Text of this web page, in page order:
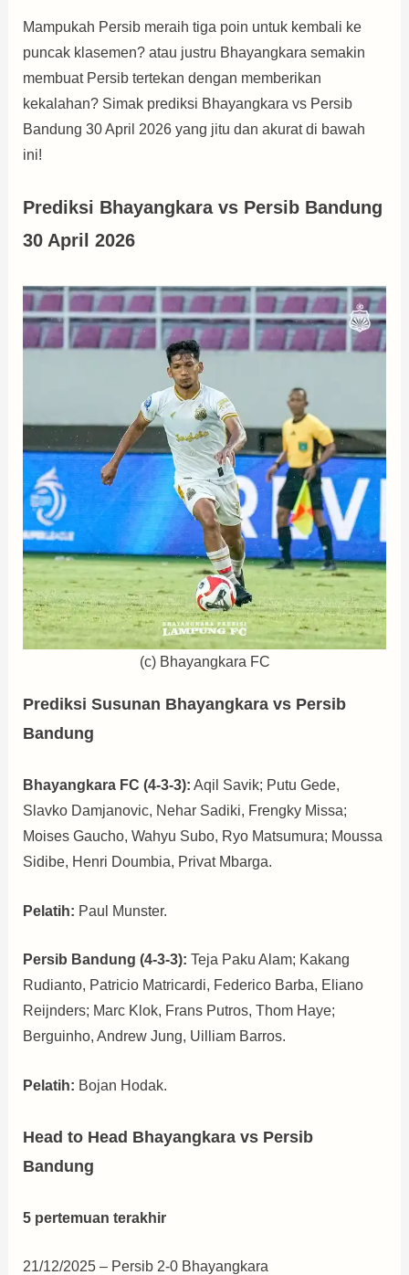
Mampukah Persib meraih tiga poin untuk kembali ke
puncak klasemen? atau justru Bhayangkara semakin
membuat Persib tertekan dengan memberikan
kekalahan? Simak prediksi Bhayangkara vs Persib
Bandung 30 April 2026 yang jitu dan akurat di bawah
ini!
Prediksi Bhayangkara vs Persib Bandung
30 April 2026
(c) Bhayangkara FC
Prediksi Susunan Bhayangkara vs Persib
Bandung
Bhayangkara FC (4-3-3): Aqil Savik; Putu Gede,
Slavko Damjanovic, Nehar Sadiki, Frengky Missa;
Moises Gaucho, Wahyu Subo, Ryo Matsumura; Moussa
Sidibe, Henri Doumbia, Privat Mbarga.
Pelatih: Paul Munster.
Persib Bandung (4-3-3): Teja Paku Alam; Kakang
Rudianto, Patricio Matricardi, Federico Barba, Eliano
Reijnders; Marc Klok, Frans Putros, Thom Haye;
Berguinho, Andrew Jung, Uilliam Barros.
Pelatih: Bojan Hodak.
Head to Head Bhayangkara vs Persib
Bandung
5 pertemuan terakhir
21/12/2025 – Persib 2-0 Bhayangkara